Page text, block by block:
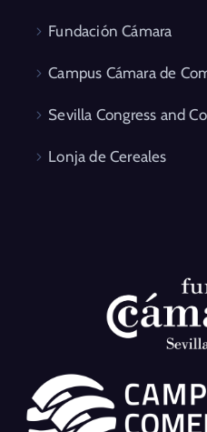
Fundación Cámara
Campus Cámara de
Sevilla Congress and
Lonja de Cereales